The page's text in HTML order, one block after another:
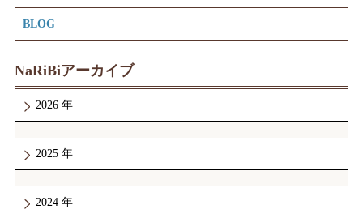
BLOG
NaRiBiアーカイブ
2026
2025
2024